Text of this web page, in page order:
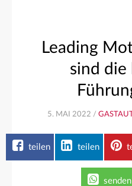
Leading
sind die
5. MAI 2022 /
teilen teilen
senden